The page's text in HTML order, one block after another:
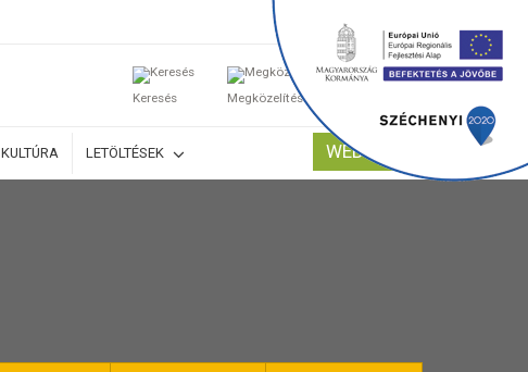
Keresés Megközelítés
0
KULTÚRA LETÖLTÉSEK WEBSHOP